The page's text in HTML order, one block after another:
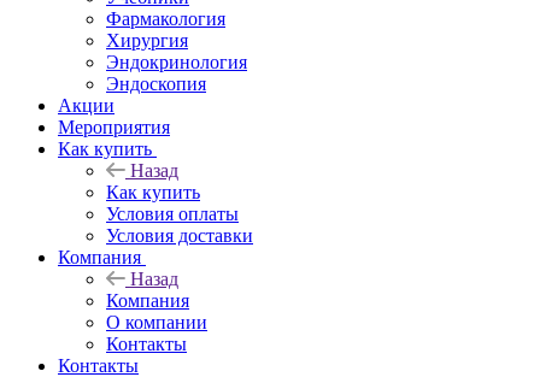
Фармакология
Хирургия
Эндокринология
Эндоскопия
Акции
Мероприятия
Как купить
Назад
Как купить
Условия оплаты
Условия доставки
Компания
Назад
Компания
О компании
Контакты
Контакты